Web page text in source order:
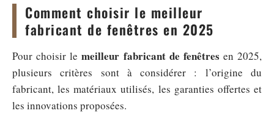
Comment choisir le meilleur
fabricant de fenêtres en 2025
Pour choisir lemeilleur fabricant de fenêtres en 2025,
plusieurs critères sont à considérer : l’origine du
fabricant, les matériaux utilisés, les garanties offertes et
les innovations proposées.